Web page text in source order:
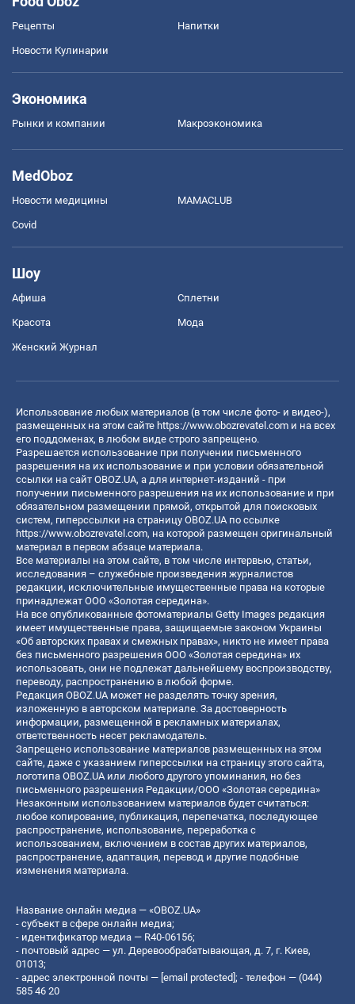
Рецепты Напитки
Новости Кулинарии
Экономика
Рынки и компании Mакроэкономика
MedOboz
Новости медицины MAMACLUB
Covid
Шоу
Афиша Сплетни
Красота Мода
Женский Журнал
Использование любых материалов (в том числе фото- и видео-),
размещенных на этом сайте https://www.obozrevatel.com и на всех
его поддоменах, в любом виде строго запрещено.
Разрешается использование при получении письменного
разрешения на их использование и при условии обязательной
ссылки на сайт OBOZ.UA, а для интернет-изданий - при
получении письменного разрешения на их использование и при
обязательном размещении прямой, открытой для поисковых
систем, гиперссылки на страницу OBOZ.UA по ссылке
https://www.obozrevatel.com, на которой размещен оригинальный
материал в первом абзаце материала.
Все материалы на этом сайте, в том числе интервью, статьи,
исследования – служебные произведения журналистов
редакции, исключительные имущественные права на которые
принадлежат ООО «Золотая середина».
На все опубликованные фотоматериалы Getty Images редакция
имеет имущественные права, защищаемые законом Украины
«Об авторских правах и смежных правах», никто не имеет права
без письменного разрешения ООО «Золотая середина» их
использовать, они не подлежат дальнейшему воспроизводству,
переводу, распространению в любой форме.
Редакция OBOZ.UA может не разделять точку зрения,
изложенную в авторском материале. За достоверность
информации, размещенной в рекламных материалах,
ответственность несет рекламодатель.
Запрещено использование материалов размещенных на этом
сайте, даже с указанием гиперссылки на страницу этого сайта,
логотипа OBOZ.UA или любого другого упоминания, но без
письменного разрешения Редакции/ООО «Золотая середина»
Незаконным использованием материалов будет считаться:
любое копирование, публикация, перепечатка, последующее
распространение, использование, переработка с
использованием, включением в состав других материалов,
распространение, адаптация, перевод и другие подобные
изменения материала.
Название онлайн медиа — «OBOZ.UA»
- субъект в сфере онлайн медиа;
- идентификатор медиа — R40-06156;
- почтовый адрес — ул. Деревообрабатывающая, д. 7, г. Киев,
01013;
- адрес электронной почты — [email protected] ; - телефон — (044)
585 46 20